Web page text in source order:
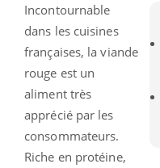
Incontournable
dans les cuisines
françaises, la viande
rouge est un
aliment très
apprécié par les
consommateurs.
Riche en protéine,